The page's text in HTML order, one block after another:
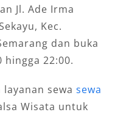
Jl. Ade Irma
Kec.
dan buka
22:00.
sewa sewa
Wisata untuk